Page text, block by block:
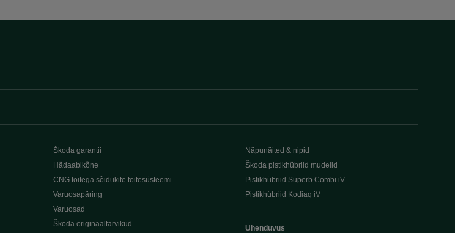
Škoda garantii
Hädaabikõne
CNG toitega sõidukite toitesüsteemi
Varuosapäring
Varuosad
Škoda originaaltarvikud
Näpunäited & nipid
Škoda pistikhübriid mudelid
Pistikhübriid Superb Combi iV
Pistikhübriid Kodiaq iV
Ühenduvus